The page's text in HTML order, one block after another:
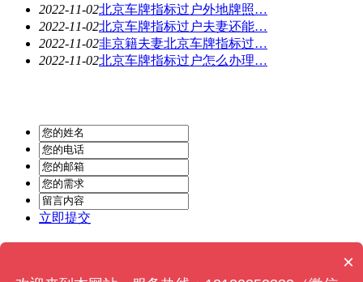
2022-11-02北京车牌指标过户外地牌照…
2022-11-02北京车牌指标过户夫妻还能…
2022-11-02非京籍夫妻北京车牌指标过…
2022-11-02北京车牌指标过户怎么办理…
立即提交
Powered byMetInfo 6.2.0© 2008-2022MetInfo Inc.
×